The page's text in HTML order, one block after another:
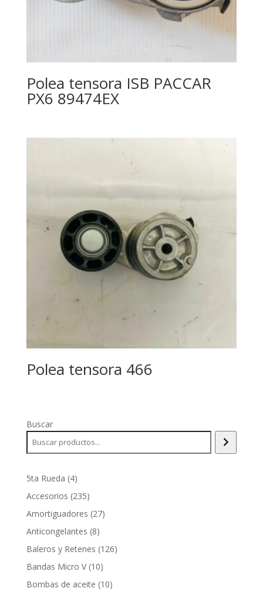
Polea tensora ISB PACCAR
PX6 89474EX
Polea tensora 466
Buscar
5ta Rueda 44
productos
Accesorios 235235
productos
Amortiguadores 2727
Anticongelantes 88
productos
Baleros y Retenes 126126
Bandas Micro V 1010
productos
Bombas de aceite 1010